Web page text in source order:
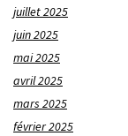
juillet 2025
juin 2025
mai 2025
avril 2025
mars 2025
février 2025